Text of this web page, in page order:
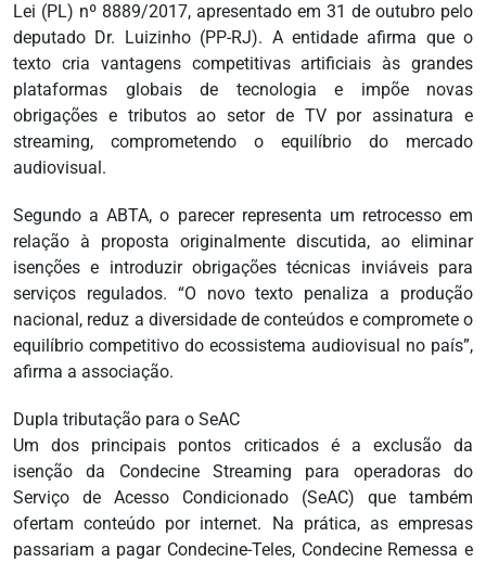
Lei (PL) nº 8889/2017, apresentado em 31 de outubro pelo
deputado Dr. Luizinho (PP-RJ). A entidade afirma que o
texto cria vantagens competitivas artificiais às grandes
plataformas globais de tecnologia e impõe novas
obrigações e tributos ao setor de TV por assinatura e
streaming, comprometendo o equilíbrio do mercado
audiovisual.
Segundo a ABTA, o parecer representa um retrocesso em
relação à proposta originalmente discutida, ao eliminar
isenções e introduzir obrigações técnicas inviáveis para
serviços regulados. “O novo texto penaliza a produção
nacional, reduz a diversidade de conteúdos e compromete o
equilíbrio competitivo do ecossistema audiovisual no país”,
afirma a associação.
Dupla tributação para o SeAC
Um dos principais pontos criticados é a exclusão da
isenção da Condecine Streaming para operadoras do
Serviço de Acesso Condicionado (SeAC) que também
ofertam conteúdo por internet. Na prática, as empresas
passariam a pagar Condecine-Teles, Condecine Remessa e